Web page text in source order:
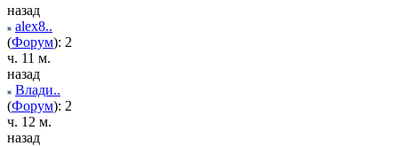
назад
alex8..
(Форум): 2
ч. 11 м.
назад
Влади..
(Форум): 2
ч. 12 м.
назад